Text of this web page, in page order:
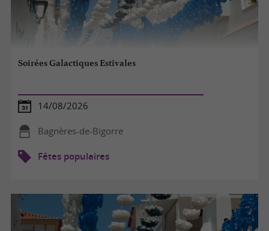
Soirées Galactiques Estivales
14/08/2026
Bagnères-de-Bigorre
Fêtes populaires